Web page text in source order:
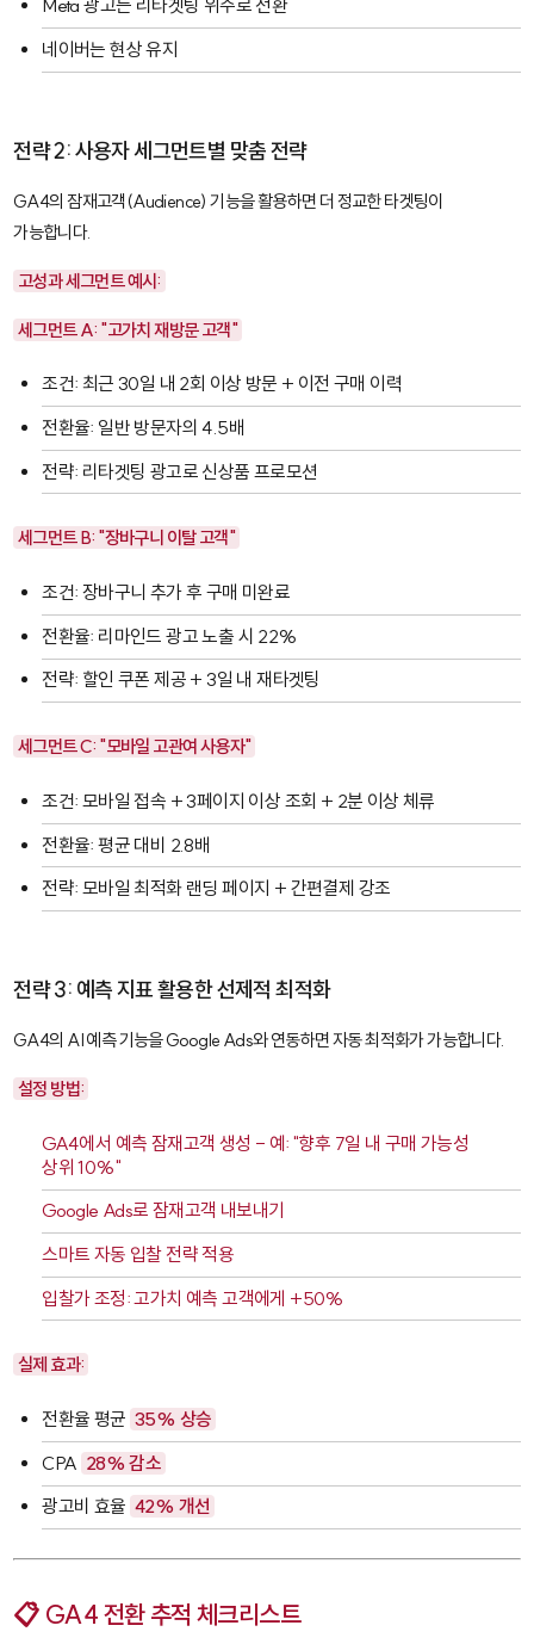
Meta 광고는 리타겟팅 위주로 전환
네이버는 현상 유지
전략 2: 사용자 세그먼트별 맞춤 전략
GA4의 잠재고객(Audience) 기능을 활용하면 더 정교한 타겟팅이
가능합니다.
고성과 세그먼트 예시:
세그먼트 A: "고가치 재방문 고객"
조건: 최근 30일 내 2회 이상 방문 + 이전 구매 이력
전환율: 일반 방문자의 4.5배
전략: 리타겟팅 광고로 신상품 프로모션
세그먼트 B: "장바구니 이탈 고객"
조건: 장바구니 추가 후 구매 미완료
전환율: 리마인드 광고 노출 시 22%
전략: 할인 쿠폰 제공 + 3일 내 재타겟팅
세그먼트 C: "모바일 고관여 사용자"
조건: 모바일 접속 + 3페이지 이상 조회 + 2분 이상 체류
전환율: 평균 대비 2.8배
전략: 모바일 최적화 랜딩 페이지 + 간편결제 강조
전략 3: 예측 지표 활용한 선제적 최적화
GA4의 AI 예측 기능을 Google Ads와 연동하면 자동 최적화가 가능합니다.
설정 방법:
GA4에서 예측 잠재고객 생성 - 예: "향후 7일 내 구매 가능성
상위 10%"
Google Ads로 잠재고객 내보내기
스마트 자동 입찰 전략 적용
입찰가 조정: 고가치 예측 고객에게 +50%
실제 효과:
전환율 평균 35% 상승
CPA 28% 감소
광고비 효율 42% 개선
📋 GA4 전환 추적 체크리스트